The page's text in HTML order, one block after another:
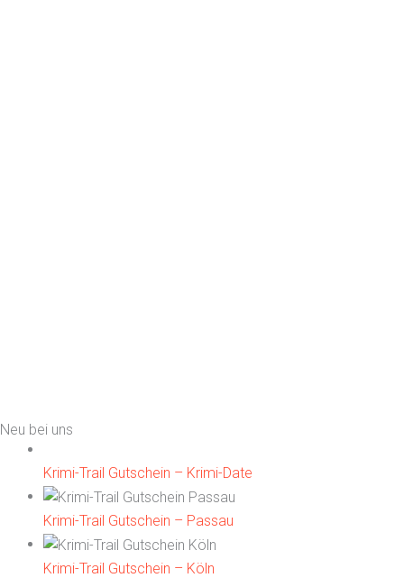
Neu bei uns
Krimi-Trail Gutschein – Krimi-Date
Krimi-Trail Gutschein – Passau
Krimi-Trail Gutschein – Köln